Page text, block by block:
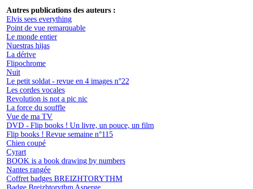
Autres publications des auteurs :
Elvis sees everything
Point de vue remarquable
Le monde entier
Nuestras hijas
La dérive
Flipochrome
Nuit
Le petit soldat - revue en 4 images n°22
Les cordes vocales
Revolution is not a pic nic
La force du souffle
Vue de ma TV
DVD - Flip books ! Un livre, un pouce, un film
Flip books ! Revue semaine n°115
Chien coupé
Cyrart
BOOK is a book drawing by numbers
Nantes rangée
Coffret badges BREIZHTORYTHM
Badge Breizhtorythm Asperge